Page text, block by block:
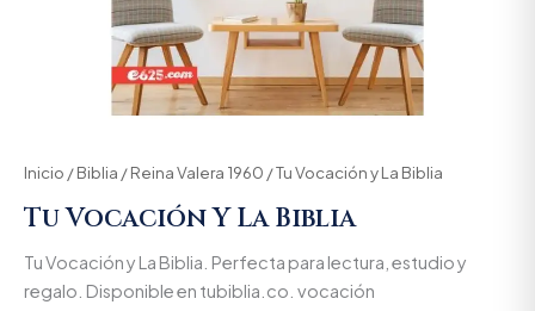
Inicio /Biblia /Reina Valera 1960 / Tu Vocación y La Biblia
Tu Vocación Y La Biblia
Tu Vocación y La Biblia. Perfecta para lectura, estudio y
regalo. Disponible en tubiblia.co. vocación